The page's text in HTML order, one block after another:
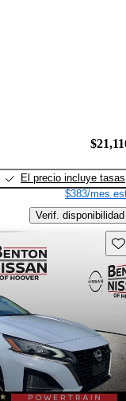
El precio incluye tasas
$383/mes
Verif. disponibilidad